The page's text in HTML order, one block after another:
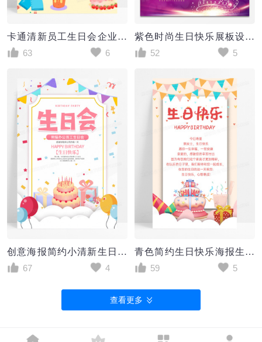
卡通清新员工生日会企业福利生日快乐海报
63
6
紫色时尚生日快乐展板设计
52
5
创意海报简约小清新生日快乐海报庆祝海报
67
4
青色简约生日快乐海报生日手机海报生日公司员工生日贺卡
59
5
查看更多